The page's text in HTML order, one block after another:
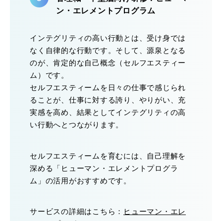
ン・エレメントプログラム
インテグリティの高い行動とは、受け身では
なく自律的な行動です。そして、源泉となる
のが、肯定的な自己概念（セルフエスティー
ム）です。
セルフエスティームを日々の仕事で感じられ
ることが、仕事に対する誇り、やりがい、充
実感を高め、結果としてインテグリティの高
い行動へとつながります。
セルフエスティームを育むには、自己理解を
深める「ヒューマン・エレメントプログラ
ム」の活用がおすすめです。
サービスの詳細はこちら： ヒューマン・エレ